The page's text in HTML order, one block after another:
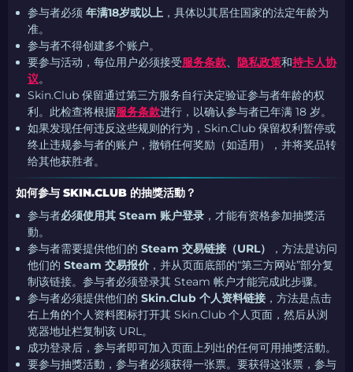
参与者必须 年满18岁或以上 ，具体以其居住国家的法定年龄为
准。
参与者不得创建多个账户。
要参与活动，每位用户必须接受服务条款、 隐私政策和持卡人协
议。
Skin.Club 保留通过第三方服务自行决定验证参与者年龄的权
利。此检查将根据服务条款进行，以确认参与者已年满 18 岁。
如果发现任何违反这些规则的行为，Skin.Club 保留权利暂停或
终止违规参与者的账户，撤销任何奖励（如适用），并将奖品转
给其他获胜者。
如何参与 SKIN.CLUB 的抽獎活動？
参与者必须使用其 Steam 账户登录 ，才能有资格参加抽獎活
動。
参与者需要提供他们的 Steam 交易链接（URL）
，方法是访问
他们的 Steam 交易报价 ，并从页面底部的“第三方网站”部分复
制该链接。参与者必须登录其 Steam 帐户才能完成此步骤。
参与者必须提供他们的 Skin.Club 个人资料链接 ，方法是点击
右上角的个人资料图标打开其 Skin.Club 个人页面，然后从浏
览器地址栏复制该 URL。
成功登录后，参与者即可加入页面上列出的任何可用抽獎活動。
要参与抽獎活動，参与者必须获得一张票。要获得这张票，参与